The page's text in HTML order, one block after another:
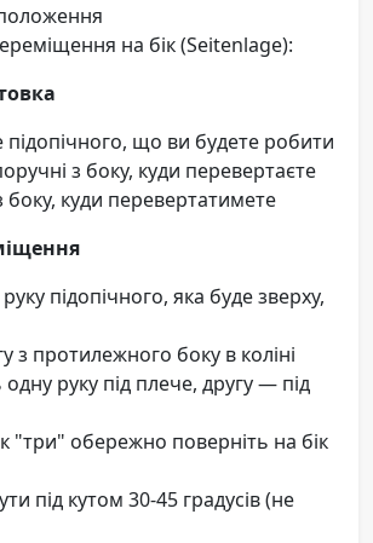
на бік (Seitenlage):
підопічного, що ви будете робити
з боку, куди перевертаєте
боку, куди перевертатимете
підопічного, яка буде зверху,
з протилежного боку в коліні
одну руку під плече, другу — під
"три" обережно поверніть на бік
під кутом 30-45 градусів (не